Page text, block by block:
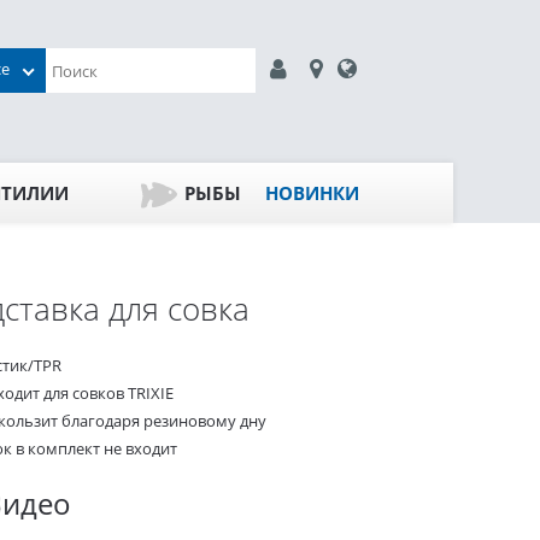
РЫБЫ НОВИНКИ
для совка
TPR
для совков TRIXIE
благодаря резиновому дну
в комплект не входит